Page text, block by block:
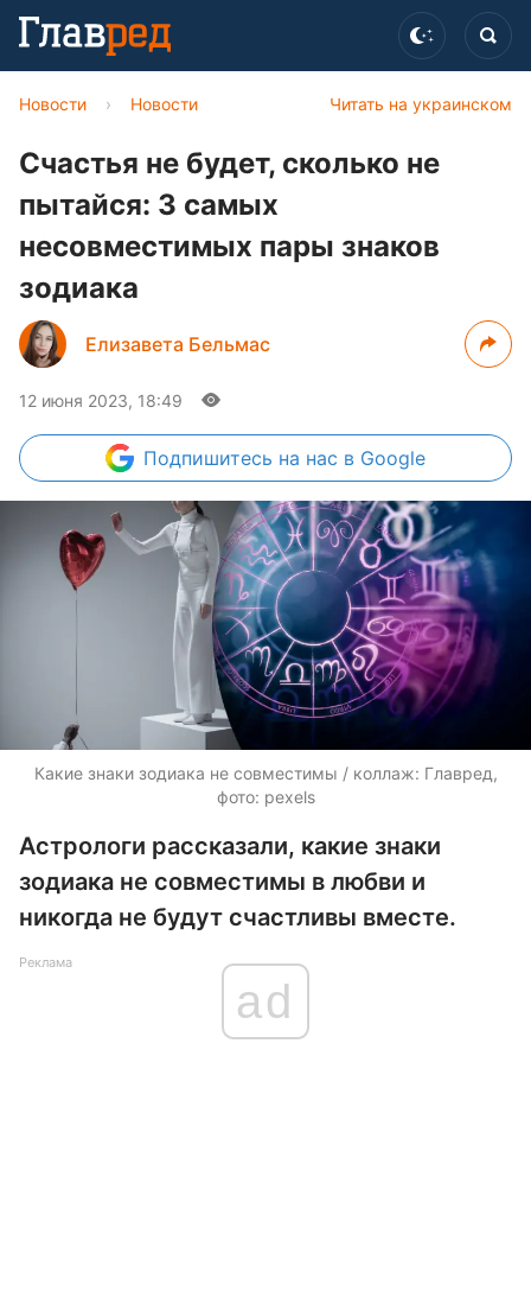
Читать на украинском
Новости › Новости
Счастья не будет, сколько не
пытайся: 3 самых
несовместимых пары знаков
зодиака
Елизавета Бельмас
12 июня 2023, 18:49
Подпишитесь на нас в Google
Какие знаки зодиака не совместимы / коллаж: Главред,
фото: pexels
Астрологи рассказали, какие знаки
зодиака не совместимы в любви и
никогда не будут счастливы вместе.
Реклама
ad